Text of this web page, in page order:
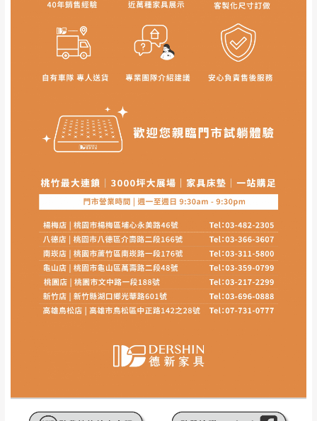
。
本司貨車運送如因路況不佳、天候惡劣、過於偏遠之
山區內等，或收貨地點搬運過於困難等因素，導致無
狀況保有出貨的權利。
保護物流人員的工作安全，賣家無提供吊掛服務，若
需以吊車或其他的吊掛方式吊運，費用將由買方自行
支付。
因大型傢俱有組裝、配送的問題，並非一般快速到貨
商品，無法指定特定時間送達，司機當天到貨前皆會
再與您通知，讓您不用整天在家等貨，以免浪費你的
寶貴時間。
事，而危及運送人員輸送之安全，本司得視狀況延後
或停止運送服務。
訂購前詳加確認。(包含商品尺寸是否合適)。
訂購前請確認商品尺寸，大型物件因為人工
丈量，難免會有些許誤差值(約正負0.5CM)
內通知客服人員(Line@ ID：
須保持商品全新狀態與完整包裝。鑑賞期間
若發生非本司因素致使之汙損破壞，恕無法
台北市、新北市地區固定每周(三)、(日)兩天
收送貨，敬請見諒！
本公司部份商品無維修服務，超過7日鑑賞
期，商品使用年限，因客人使用習慣、居家
環境不同。若屬人為因素導致商品損壞、零
件短缺，則維修、搬運費用，需由消費者自
行吸收(另事先與消費者報價，消費者同意將
到貨7日內為鑑賞期(注意:鑑賞期非試用期)，
若非商品品質瑕疵問題於鑑賞期內退貨之情
如欲放置營業場所及公開場合之商品則無享